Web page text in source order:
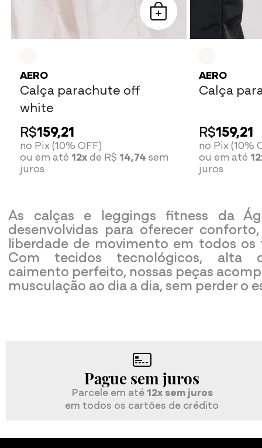
AERO
Calça parachute off
white
R$159,21
no Pix (10% OFF)
ou em até 12xde R$ 14,74 sem
juros
AERO
Calça
R$159,21
no Pix (10%
ou em até
juros
As calças e leggings fitness da
desenvolvidas para oferecer
liberdade de movimento em todos
Com tecidos tecnológicos, alta
caimento perfeito, nossas peças
musculação ao dia a dia, sem perder o
Pague sem juros
Parcele em até 12x sem juros
em todos os cartões de crédito